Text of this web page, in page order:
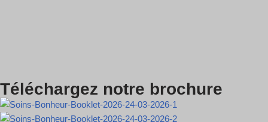
Téléchargez notre brochure